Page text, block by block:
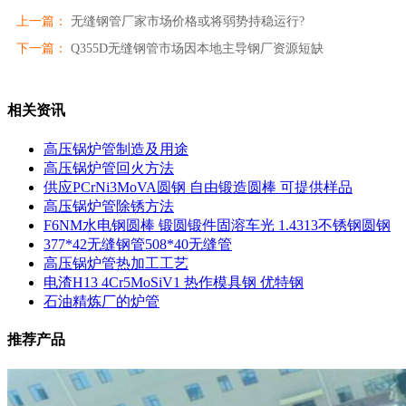
上一篇：
无缝钢管厂家市场价格或将弱势持稳运行?
下一篇：
Q355D无缝钢管市场因本地主导钢厂资源短缺
相关资讯
高压锅炉管制造及用途
高压锅炉管回火方法
供应PCrNi3MoVA圆钢 自由锻造圆棒 可提供样品
高压锅炉管除锈方法
F6NM水电钢圆棒 锻圆锻件固溶车光 1.4313不锈钢圆钢
377*42无缝钢管508*40无缝管
高压锅炉管热加工工艺
电渣H13 4Cr5MoSiV1 热作模具钢 优特钢
石油精炼厂的炉管
推荐产品